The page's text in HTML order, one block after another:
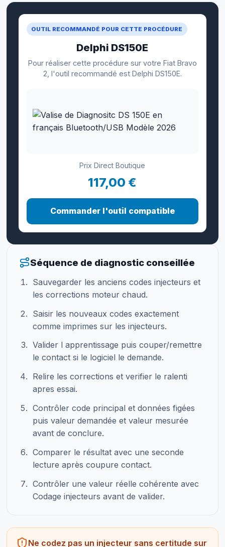
OUTIL RECOMMANDÉ POUR CETTE PROCÉDURE
Delphi DS150E
Pour réaliser cette procédure sur votre Fiat Bravo
2, l'outil recommandé est Delphi DS150E.
Prix Direct Boutique
117,00 €
Commander l'outil compatible
Séquence de diagnostic conseillée
Sauvegarder les anciens codes injecteurs et
les corrections moteur chaud.
Saisir les nouveaux codes exactement
comme imprimes sur les injecteurs.
Valider l apprentissage puis couper/remettre
le contact si le logiciel le demande.
Relire les corrections et verifier le ralenti
apres essai.
Contrôler code principal et données figées
puis valeur demandée et valeur mesurée
avant de conclure.
Comparer le résultat avec une seconde
lecture après coupure contact.
Contrôler une valeur réelle cohérente avec
Codage injecteurs avant de valider.
Ne codez pas un injecteur sans certitude sur